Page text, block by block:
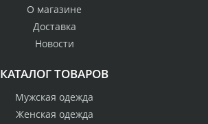
О магазине
Доставка
Новости
КАТАЛОГ ТОВАРОВ
Мужская одежда
Женская одежда